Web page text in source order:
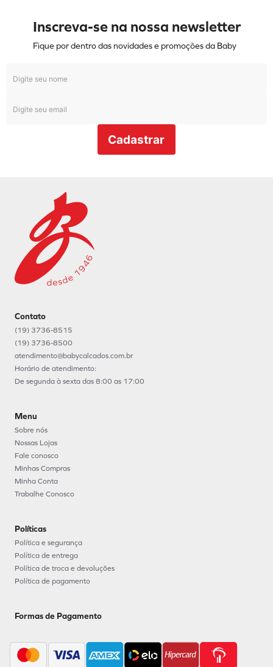
Inscreva-se na nossa newsletter
Fique por dentro das novidades e promoções da Baby
Cadastrar
Contato
(19) 3736-8515
(19) 3736-8500
atendimento@babycalcados.com.br
Horário de atendimento:
De segunda à sexta das 8:00 as 17:00
Menu
Sobre nós
Nossas Lojas
Fale conosco
Minhas Compras
Minha Conta
Trabalhe Conosco
Políticas
Política e segurança
Política de entrega
Política de troca e devoluções
Política de pagamento
Formas de Pagamento